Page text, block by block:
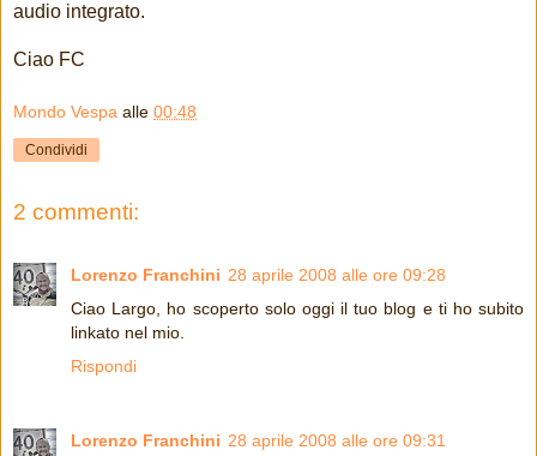
audio integrato.
Ciao FC
Mondo Vespa alle 00:48
Condividi
2 commenti:
Lorenzo Franchini 28 aprile 2008 alle ore 09:28
Ciao Largo, ho scoperto solo oggi il tuo blog e ti ho subito
linkato nel mio.
Rispondi
Lorenzo Franchini 28 aprile 2008 alle ore 09:31